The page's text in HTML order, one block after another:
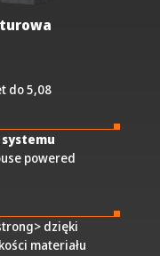
do 5,08
powered
dzięki
materiału